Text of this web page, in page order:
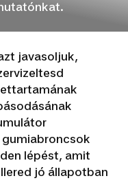
javasoljuk,
lépést, amit
jó állapotban